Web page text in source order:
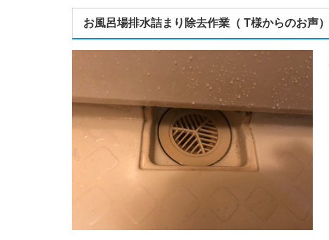
お風呂場排水詰まり除去作業（ T様からのお声）